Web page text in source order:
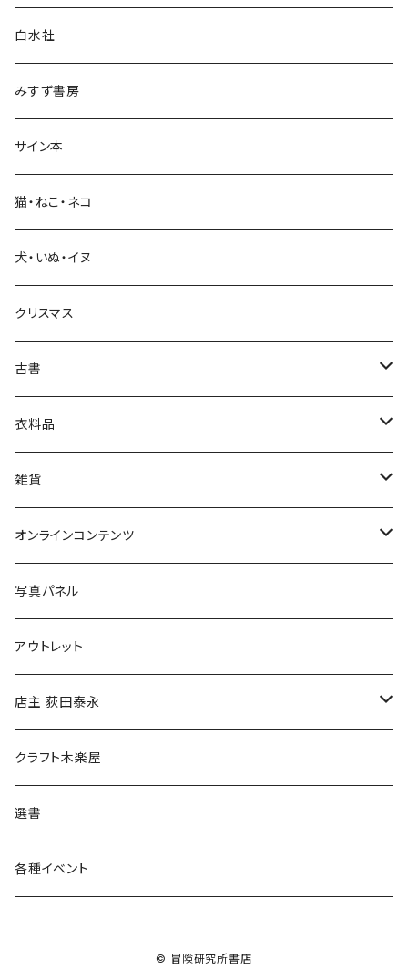
言語・ことば
生活・暮らし
芸術・絵画・写真
絵本・児童書
娯楽・エンターテインメント
白水社
みすず書房
サイン本
猫・ねこ・ネコ
犬・いぬ・イヌ
クリスマス
古書
古書セット
美術
衣料品
POLEWARDS
Tシャツ
雑貨
バッグ
ブックカバー
マグカップ
傘
食料品
その他
オンラインコンテンツ
冒険クロストーク
写真パネル
アウトレット
店主 荻田泰永
書籍
ウェア
クラフト木楽屋
選書
各種イベント
© 冒険研究所書店